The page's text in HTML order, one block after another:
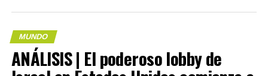
Me gusta esto:
MUNDO
ANÁLISIS | El poderoso lobby de